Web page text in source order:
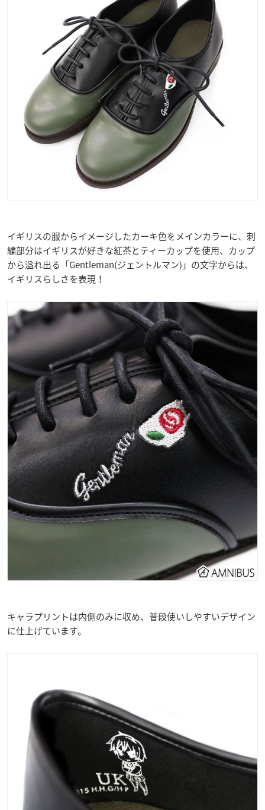
イギリスの服からイメージしたカーキ色をメインカラーに、刺
繍部分はイギリスが好きな紅茶とティーカップを使用、カップ
から溢れ出る「Gentleman(ジェントルマン)」の文字からは、
イギリスらしさを表現！
キャラプリントは内側のみに収め、普段使いしやすいデザイン
に仕上げています。